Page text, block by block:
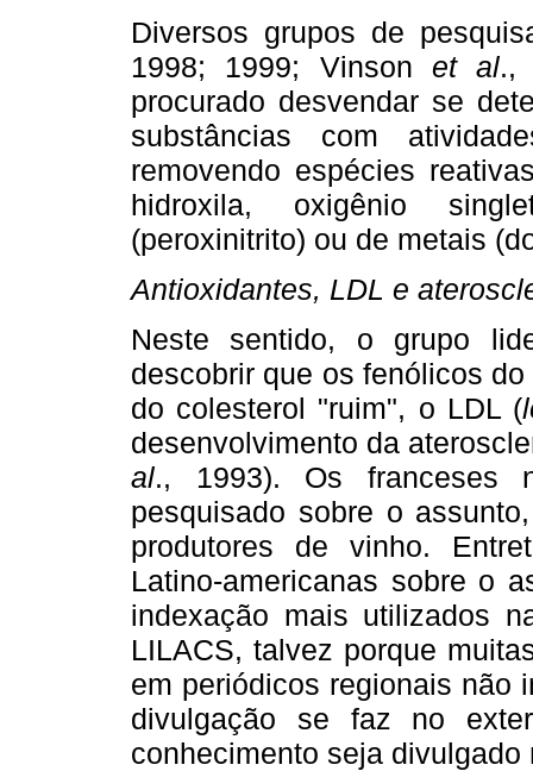
Diversos grupos de
1998; 1999; Vinson et al.,
procurado desvendar se
substâncias com
removendo espécies
hidroxila, oxigênio
(peroxinitrito) ou de metais
Antioxidantes, LDL e
Neste sentido, o grupo
descobrir que os fenólicos
do colesterol "ruim", o LDL (
desenvolvimento da
al., 1993). Os franceses
pesquisado sobre o
produtores de vinho.
Latino-americanas sobre o
indexação mais utilizados
LILACS, talvez porque
em periódicos regionais não
divulgação se faz no
conhecimento seja divulgado